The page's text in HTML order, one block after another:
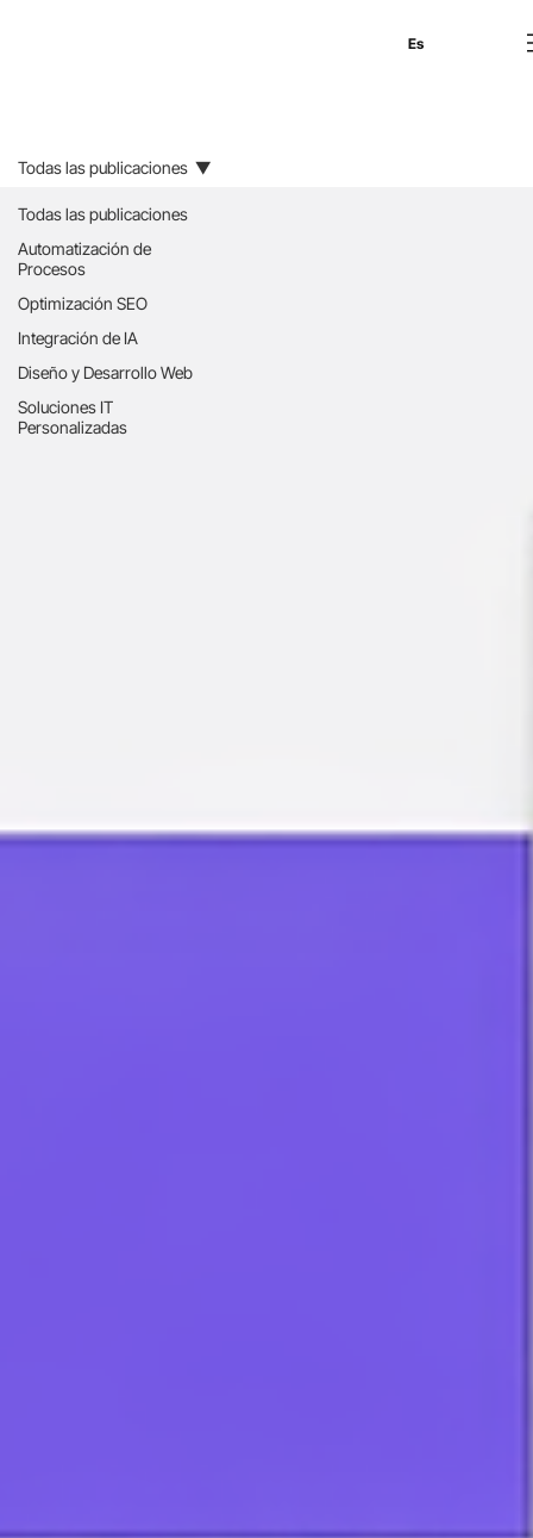
Es
Todas las publicaciones
Automatización de
Procesos
Optimización SEO
Integración de IA
Diseño y Desarrollo Web
Soluciones IT
Personalizadas
Todas las publicaciones